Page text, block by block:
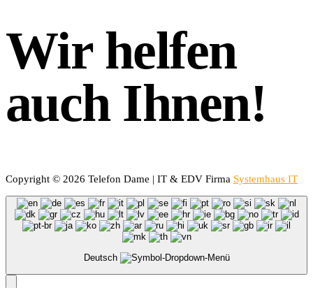
Wir helfen
auch Ihnen!
Copyright © 2026 Telefon Dame | IT & EDV Firma Systemhaus IT
Deutsch